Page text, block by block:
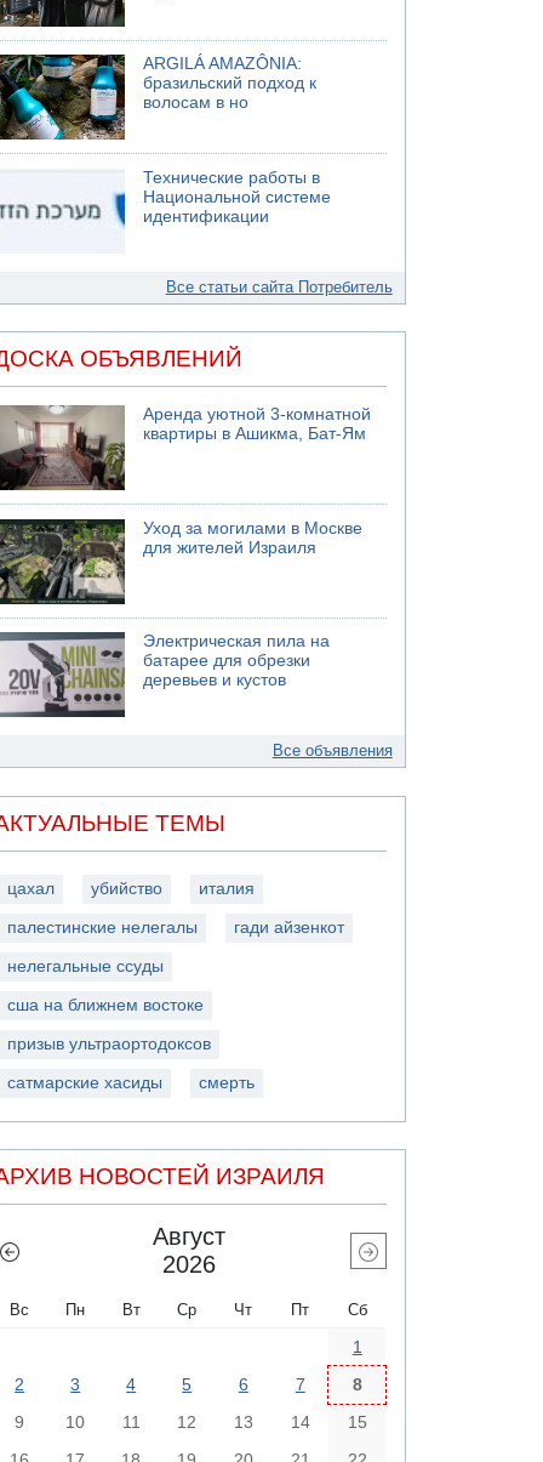
ARGILÁ AMAZÔNIA:
бразильский подход к
волосам в но
Технические работы в
Национальной системе
идентификации
Все статьи сайта Потребитель
ОБЪЯВЛЕНИЙ
Аренда уютной 3-комнатной
квартиры в Ашикма, Бат-Ям
Уход за могилами в Москве
для жителей Израиля
Электрическая пила на
батарее для обрезки
деревьев и кустов
Все объявления
ТЕМЫ
цахал убийство италия
палестинские нелегалы гади айзенкот
нелегальные ссуды
сша на ближнем востоке
призыв ультраортодоксов
сатмарские хасиды смерть
НОВОСТЕЙ ИЗРАИЛЯ
Август
2026
Вс Пн Вт Ср Чт Пт Сб
1
2
3 4 5 6 7
8
9
10 11 12 13 14
15